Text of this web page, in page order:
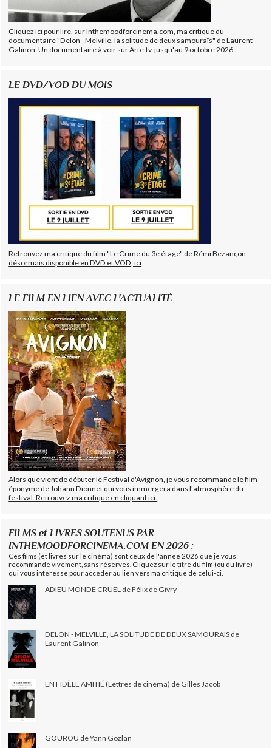
Cliquez ici pour lire, sur Inthemoodforcinema.com, ma critique du
documentaire "Delon - Melville, la solitude de deux samouraïs" de Laurent
Galinon. Un documentaire à voir sur Arte.tv, jusqu'au 9 octobre 2026.
LE DVD/VOD DU MOIS
Retrouvez ma critique du film "Le Crime du 3e étage" de Rémi Bezançon,
désormais disponible en DVD et VOD, ici
LE FILM EN LIEN AVEC L'ACTUALITÉ
Alors que vient de débuter le Festival d'Avignon, je vous recommande le film
éponyme de Johann Dionnet qui vous immergera dans l'atmosphère du
festival. Retrouvez ma critique en cliquant ici.
FILMS et LIVRES SOUTENUS PAR
INTHEMOODFORCINEMA.COM EN 2026 :
Ces films (et livres sur le cinéma) sont ceux de l'année 2026 que je vous
recommande vivement, sans réserves. Cliquez sur le titre du film (ou du livre)
qui vous intéresse pour accéder au lien vers ma critique de celui-ci.
ADIEU MONDE CRUEL de Félix de Givry
DELON - MELVILLE, LA SOLITUDE DE DEUX SAMOURAÏS de
Laurent Galinon
EN FIDÈLE AMITIÉ (Lettres de cinéma) de Gilles Jacob
GOUROU de Yann Gozlan